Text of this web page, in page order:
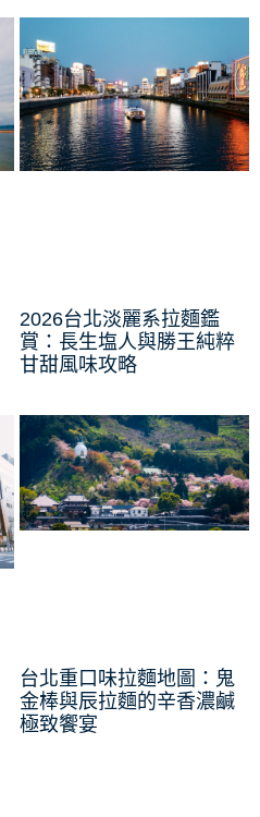
2026台北淡麗系拉麵鑑
賞：長生塩人與勝王純粹
甘甜風味攻略
台北重口味拉麵地圖：鬼
金棒與辰拉麵的辛香濃鹹
極致饗宴